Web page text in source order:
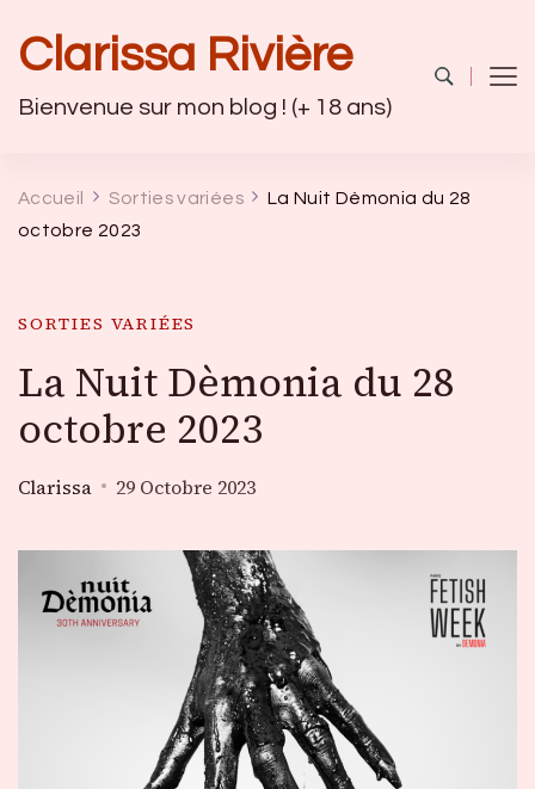
Clarissa Rivière
Bienvenue sur mon blog ! (+ 18 ans)
Accueil Sorties variées
La Nuit Dèmonia du 28
octobre 2023
SORTIES VARIÉES
La Nuit Dèmonia du 28
octobre 2023
Clarissa 29 Octobre 2023